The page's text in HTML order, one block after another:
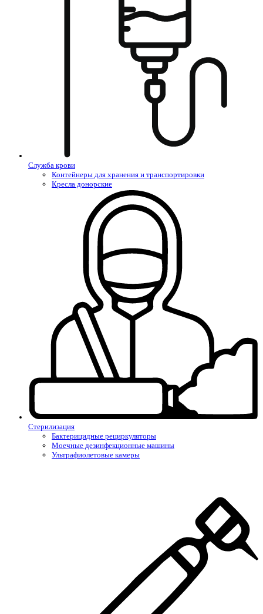
Служба крови
Контейнеры для хранения и транспортировки
Кресла донорские
Стерилизация
Бактерицидные рециркуляторы
Моечные дезинфекционные машины
Ультрафиолетовые камеры